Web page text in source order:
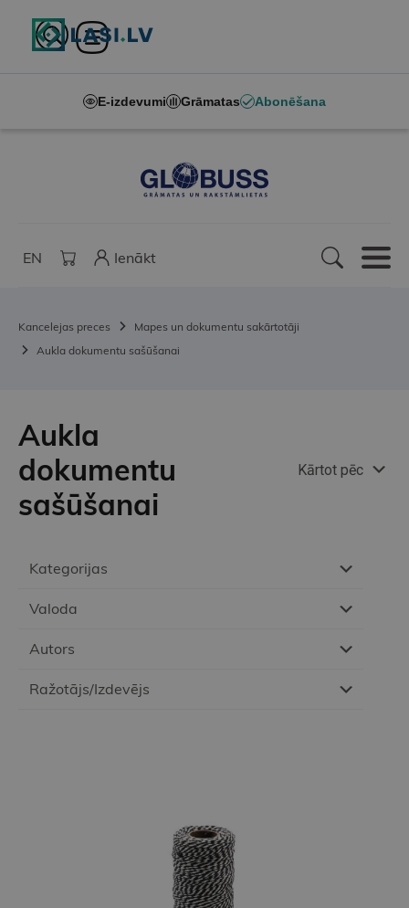
E-izdevumi Grāmatas Abonēšana
EN Ienākt
Kancelejas preces
Mapes un dokumentu sakārtotāji
Aukla dokumentu sašūšanai
Kategorijas
Valoda
Autors
Ražotājs/Izdevējs
Aukla
dokumentu
sašūšanai
Kārtot pēc